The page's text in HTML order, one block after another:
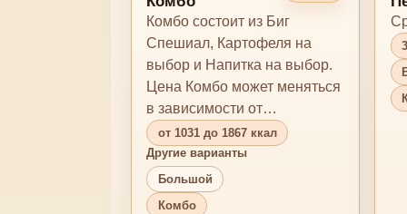
Комбо состоит из Биг
Спешиал, Картофеля на
выбор и Напитка на выбор.
Цена Комбо может меняться
в зависимости от
комплектации.
от 1031 до 1867 ккал
Другие варианты
Большой
Комбо